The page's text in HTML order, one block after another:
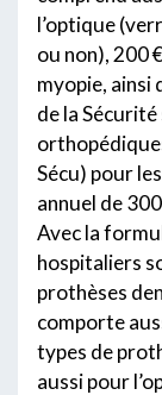
l’optique
ou non), 200
myopie, ainsi
de la
Sécu) pour
annuel de
Avec la
hospitaliers
prothèses
comporte
types de
aussi pour